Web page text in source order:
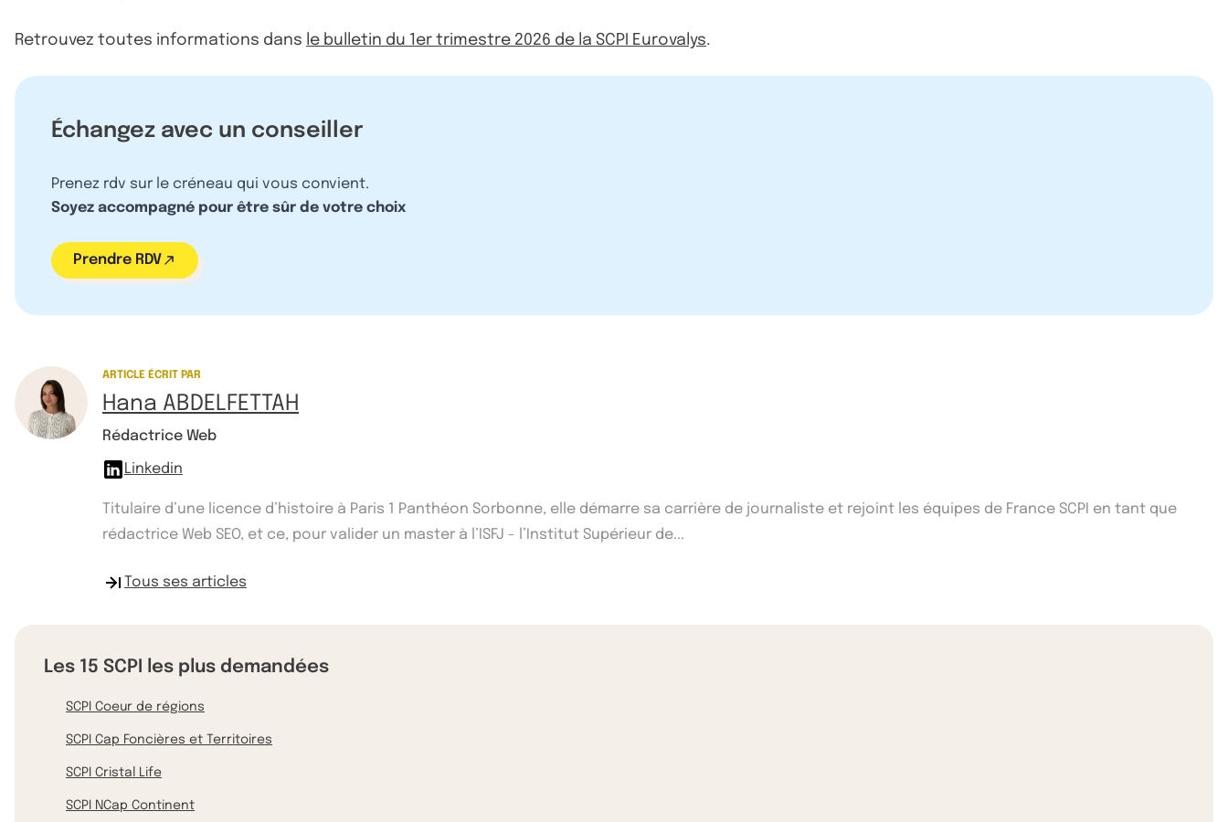
Retrouvez toutes informations dans le bulletin du 1er trimestre 2026 de la SCPI Eurovalys.
Échangez avec un conseiller
Prenez rdv sur le créneau qui vous convient.
Soyez accompagné pour être sûr de votre choix
Prendre RDV
ARTICLE ÉCRIT PAR
Hana ABDELFETTAH
Rédactrice Web
Linkedin
Titulaire d’une licence d’histoire à Paris 1 Panthéon Sorbonne, elle démarre sa carrière de journaliste et rejoint les équipes de France SCPI en tant que
rédactrice Web SEO, et ce, pour valider un master à l’ISFJ - l’Institut Supérieur de...
Tous ses articles
Les 15 SCPI les plus demandées
SCPI Coeur de régions
SCPI Cap Foncières et Territoires
SCPI Cristal Life
SCPI NCap Continent